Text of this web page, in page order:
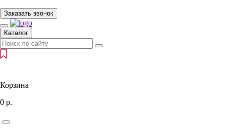
Заказать звонок
Каталог
Корзина
0 р.